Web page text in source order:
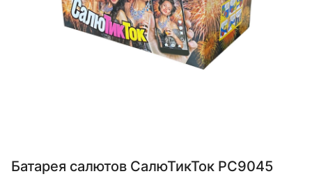
Батарея салютов СалюТикТок РС9045